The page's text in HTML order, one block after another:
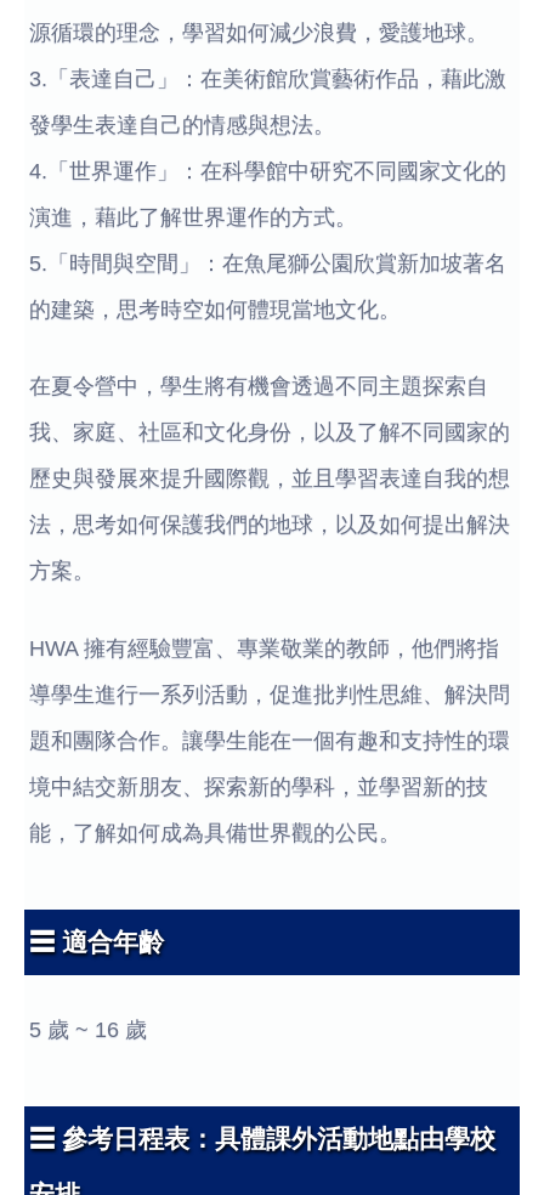
源循環的理念，學習如何減少浪費，愛護地球。
3.「表達自己」：在美術館欣賞藝術作品，藉此激
發學生表達自己的情感與想法。
4.「世界運作」：在科學館中研究不同國家文化的
演進，藉此了解世界運作的方式。
5.「時間與空間」：在魚尾獅公園欣賞新加坡著名
的建築，思考時空如何體現當地文化。
在夏令營中，學生將有機會透過不同主題探索自
我、家庭、社區和文化身份，以及了解不同國家的
歷史與發展來提升國際觀，並且學習表達自我的想
法，思考如何保護我們的地球，以及如何提出解決
方案。
HWA 擁有經驗豐富、專業敬業的教師，他們將指
導學生進行一系列活動，促進批判性思維、解決問
題和團隊合作。讓學生能在一個有趣和支持性的環
境中結交新朋友、探索新的學科，並學習新的技
能，了解如何成為具備世界觀的公民。
☰ 適合年齡
5 歲 ~ 16 歲
☰ 參考日程表：具體課外活動地點由學校